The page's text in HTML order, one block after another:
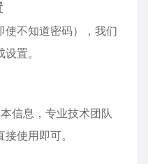
使不知道密码），我们
置。
信息，专业技术团队
使用即可。